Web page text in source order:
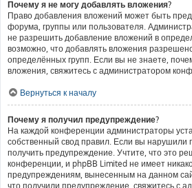
Почему я не могу добавлять вложения?
Право добавления вложений может быть
форума, группы или пользователя.
не разрешить добавление вложений в
возможно, что добавлять вложения
определённых групп. Если вы не знаете,
вложения, свяжитесь с администратором
Вернуться к началу
Почему я получил предупреждение?
На каждой конференции администраторы
собственный свод правил. Если вы нарушили
получить предупреждение. Учтите, что это
конференции, и phpBB Limited не имеет
предупреждениям, вынесенным на данном
что получили предупреждение, свяжитесь с